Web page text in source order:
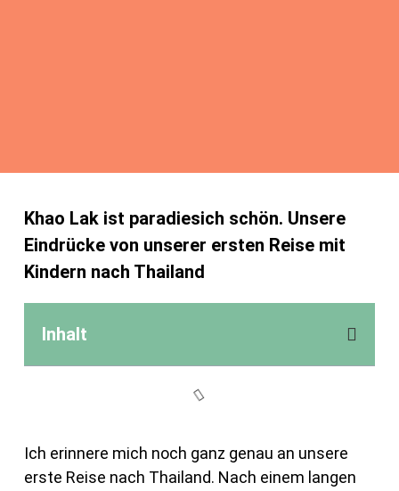
Khao Lak ist paradiesich schön. Unsere
Eindrücke von unserer ersten Reise mit
Kindern nach Thailand
Inhalt
Ich erinnere mich noch ganz genau an unsere
erste Reise nach Thailand. Nach einem langen